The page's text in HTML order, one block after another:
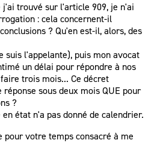
trouvé sur l'article 909, je n'ai
: cela concernent-il
? Qu'en est-il, alors, des
suis l'appelante), puis mon avocat
un délai pour répondre à nos
trois mois... Ce décret
sous deux mois QUE pour
?
état n'a pas donné de calendrier.
pour votre temps consacré à me